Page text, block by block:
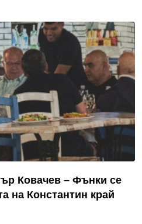
Ковачев – Фънки се
на Константин край